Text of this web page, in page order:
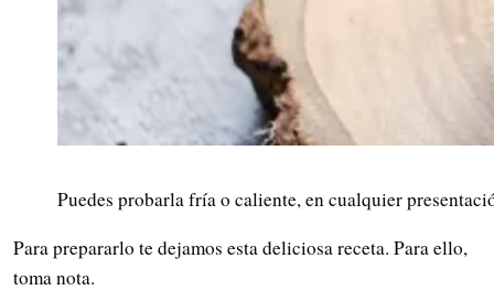
Puedes probarla fría o caliente, en cualquier
Para prepararlo te dejamos esta deliciosa receta. Para ello,
toma nota.